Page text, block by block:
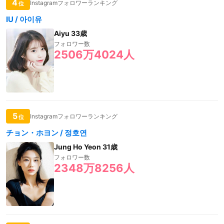
4位 Instagramフォロワーランキング
IU / 아이유
Aiyu 33歳
フォロワー数
2506万4024人
5位 Instagramフォロワーランキング
チョン・ホヨン / 정호연
Jung Ho Yeon 31歳
フォロワー数
2348万8256人